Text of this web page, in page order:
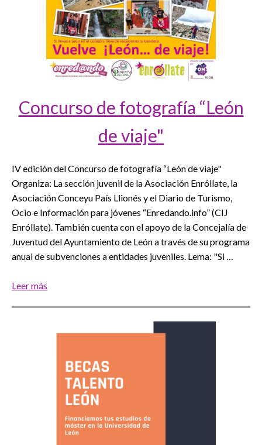
Concurso de fotografía “León
de viaje"
IV edición del Concurso de fotografía “León de viaje"
Organiza: La sección juvenil de la Asociación Enróllate, la
Asociación Conceyu País Llionés y el Diario de Turismo,
Ocio e Información para jóvenes “Enredando.info” (CIJ
Enróllate). También cuenta con el apoyo de la Concejalía de
Juventud del Ayuntamiento de León a través de su programa
anual de subvenciones a entidades juveniles. Lema: "Si …
Leer más